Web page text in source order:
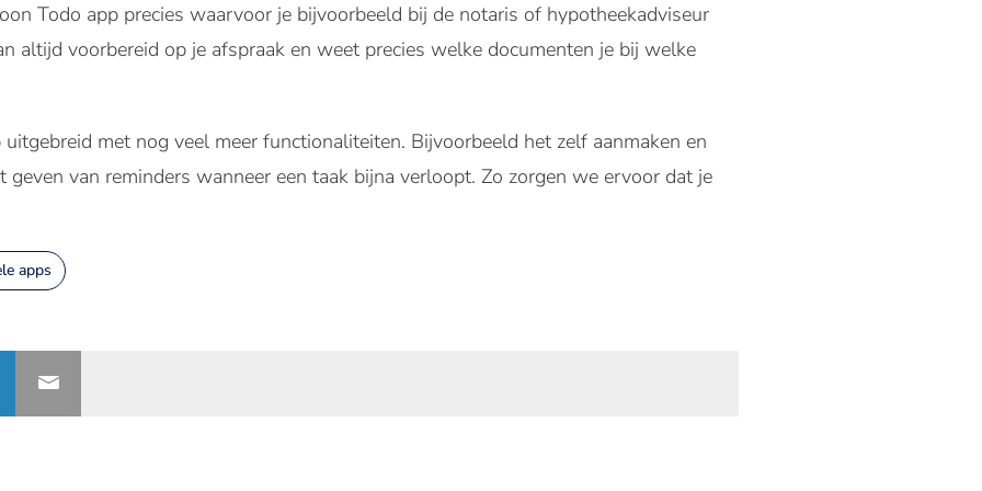
Todo app precies waarvoor je bijvoorbeeld bij de notaris of hypotheekadviseur
altijd voorbereid op je afspraak en weet precies welke documenten je bij welke
met nog veel meer functionaliteiten. Bijvoorbeeld het zelf aanmaken en
van reminders wanneer een taak bijna verloopt. Zo zorgen we ervoor dat je
apps